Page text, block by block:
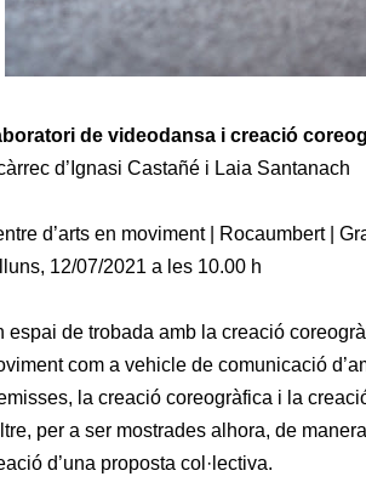
de videodansa i creació
d’Ignasi Castañé i Laia Santanach
d’arts en moviment | Rocaumbert |
12/07/2021 a les 10.00 h
espai de trobada amb la creació
com a vehicle de comunicació
la creació coreogràfica i la
per a ser mostrades alhora, de
d’una proposta col·lectiva.